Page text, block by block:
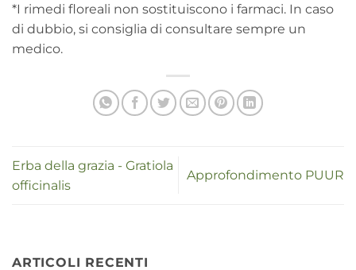
*I rimedi floreali non sostituiscono i farmaci. In caso
di dubbio, si consiglia di consultare sempre un
medico.
Erba della grazia - Gratiola
officinalis
Approfondimento PUUR
ARTICOLI RECENTI